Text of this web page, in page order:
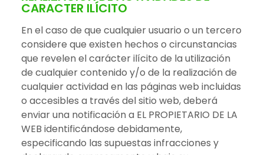
CARACTER ILÍCITO
En el caso de que cualquier usuario o un tercero
considere que existen hechos o circunstancias
que revelen el carácter ilícito de la utilización
de cualquier contenido y/o de la realización de
cualquier actividad en las páginas web incluidas
o accesibles a través del sitio web, deberá
enviar una notificación a EL PROPIETARIO DE LA
WEB identificándose debidamente,
especificando las supuestas infracciones y